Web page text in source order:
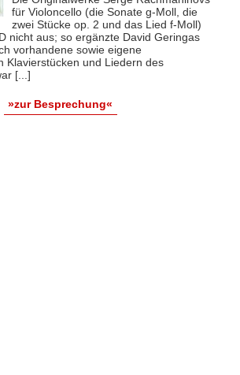
für Violoncello (die Sonate g-Moll, die
zwei Stücke op. 2 und das Lied f-Moll)
nicht aus; so ergänzte David Geringas
vorhandene sowie eigene
Klavierstücken und Liedern des
[...]
»zur Besprechung«